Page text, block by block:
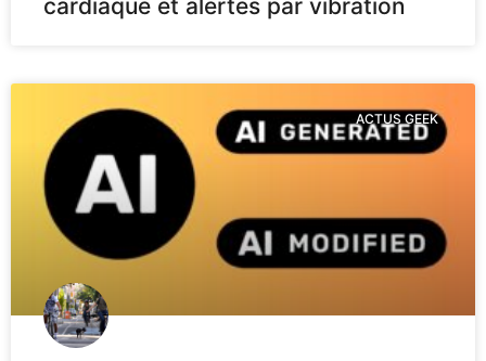
cardiaque et alertes par vibration
ACTUS GEEK